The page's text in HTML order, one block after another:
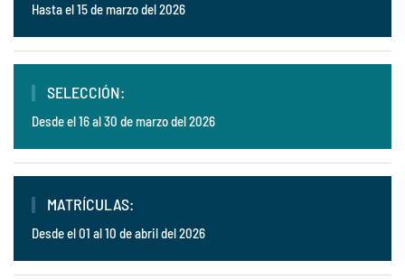
Hasta el 15 de marzo del 2026
SELECCIÓN:
Desde el 16 al 30 de marzo del 2026
MATRÍCULAS:
Desde el 01 al 10 de abril del 2026